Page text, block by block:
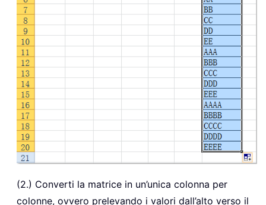
(2.) Converti la matrice in un’unica colonna per
colonne, ovvero prelevando i valori dall’alto verso il